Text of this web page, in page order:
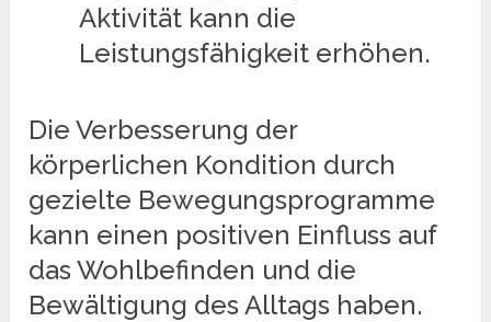
Aktivität kann die
Leistungsfähigkeit erhöhen.
Die Verbesserung der
körperlichen Kondition durch
gezielte Bewegungsprogramme
kann einen positiven Einfluss auf
das Wohlbefinden und die
Bewältigung des Alltags haben.